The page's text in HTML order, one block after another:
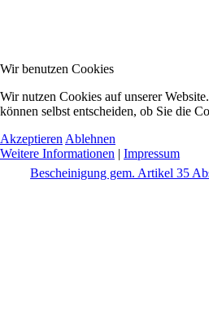
Bescheinigung gem. Artikel 35
Wir benutzen Cookies
Wir nutzen Cookies auf unserer
können selbst entscheiden, ob Sie die
Akzeptieren Ablehnen
Weitere Informationen | Impressum